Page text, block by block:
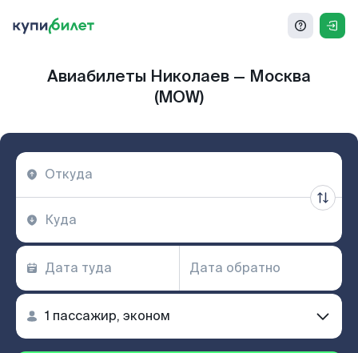
Авиабилеты Николаев — Москва
(MOW)